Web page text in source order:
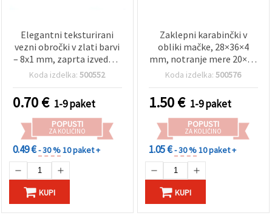
Elegantni teksturirani
vezni obročki v zlati barvi
– 8x1 mm, zaprta izvedba,
paket 50 kosov za ročno
Koda izdelka:500552
0.70€ 1-9 paket
POPUSTI
ZA KOLIČINO
0.49 €- 30 %10 paket +
KUPI
Zaklepni karabinčki v
obliki mačke, 28×36×4
mm, notranje mere 20×24
mm, mešane barve –
Koda izdelka:500576
1.50€ 1-9 paket
POPUSTI
ZA KOLIČINO
1.05 €- 30 %10 paket +
KUPI